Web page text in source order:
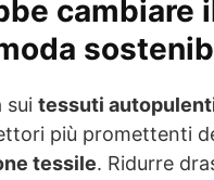
cambiare
sui tessuti
più promettenti
tessile. Ridurre